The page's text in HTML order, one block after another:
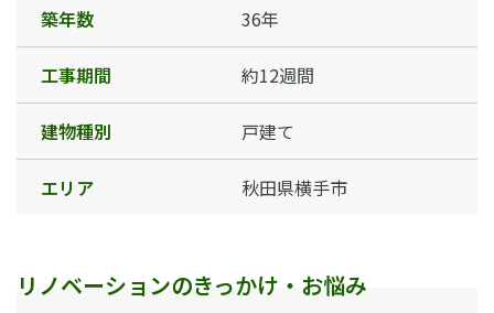
築年数 36年
工事期間 約12週間
建物種別 戸建て
エリア 秋田県横手市
リノベーションのきっかけ・お悩み